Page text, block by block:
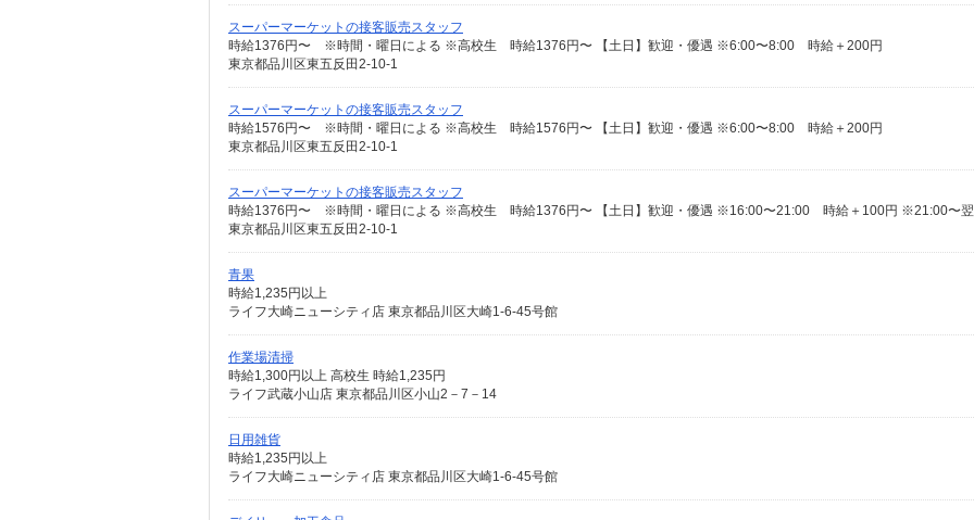
スーパーマーケットの接客販売スタッフ
時給1376円〜 ※時間・曜日による ※高校生 時給1376円〜 【土日】歓迎・優遇 ※6:00〜8:00 時給＋200円
東京都品川区東五反田2-10-1
スーパーマーケットの接客販売スタッフ
時給1576円〜 ※時間・曜日による ※高校生 時給1576円〜 【土日】歓迎・優遇 ※6:00〜8:00 時給＋200円
東京都品川区東五反田2-10-1
スーパーマーケットの接客販売スタッフ
東京都品川区東五反田2-10-1
青果
時給1,235円以上
ライフ大崎ニューシティ店 東京都品川区大崎1-6-45号館
作業場清掃
時給1,300円以上 高校生 時給1,235円
ライフ武蔵小山店 東京都品川区小山2－7－14
日用雑貨
時給1,235円以上
ライフ大崎ニューシティ店 東京都品川区大崎1-6-45号館